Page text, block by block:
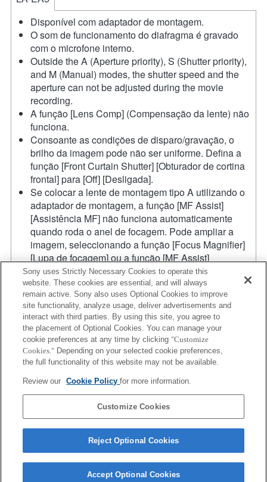
Disponível com adaptador de montagem.
O som de funcionamento do diafragma é gravado
com o microfone interno.
Outside the A (Aperture priority), S (Shutter priority),
and M (Manual) modes, the shutter speed and the
aperture can not be adjusted during the movie
recording.
A função [Lens Comp] (Compensação da lente) não
funciona.
Consoante as condições de disparo/gravação, o
brilho da imagem pode não ser uniforme. Defina a
função [Front Curtain Shutter] [Obturador de cortina
frontal] para [Off] [Desligada].
Se colocar a lente de montagem tipo A utilizando o
adaptador de montagem, a função [MF Assist]
[Assistência MF] não funciona automaticamente
quando roda o anel de focagem. Pode ampliar a
imagem, seleccionando a função [Focus Magnifier]
[Lupa de focagem] ou a função [MF Assist]
[Assistência MF] para qualquer tecla nas "Custom
Key Settings" [Definições de teclas personalizadas].
A função de obturador de toque não funciona.
A compensação de vibração está disponível com 3
eixos (guinada/inclinação/rolamento ou
Pitch/Yaw/Roll) com SteadyShot INSIDE.
Apesar de conseguir efetuar a focagem automática,
por vezes é difícil focar num objeto utilizando esta
função quando está a fotografar cenas escuras ou
quando um objeto está situado nos cantos do ecrã ou
está significativamente desfocado.
Contact Us
Sony uses Strictly Necessary Cookies to operate this
website. These cookies are essential, and will always
remain active. Sony also uses Optional Cookies to improve
site functionality, analyze usage, deliver advertisements and
interact with third parties. By using this site, you agree to
the placement of Optional Cookies. You can manage your
cookie preferences at any time by clicking "Customize
Cookies." Depending on your selected cookie preferences,
the full functionality of this website may not be available.
Review our Cookie Policyfor more information.
Customize Cookies
Reject Optional Cookies
Accept Optional Cookies